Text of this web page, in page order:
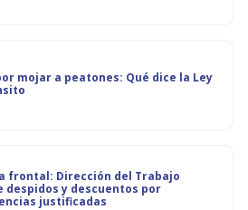
mojar a peatones: Qué dice la Ley
frontal: Dirección del Trabajo
despidos y descuentos por
justificadas